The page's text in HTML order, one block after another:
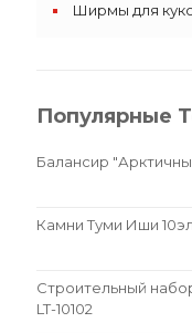
Ширмы для
Популярные
Балансир
Камни Туми Иши 10эл.
Строительный
LT-10102